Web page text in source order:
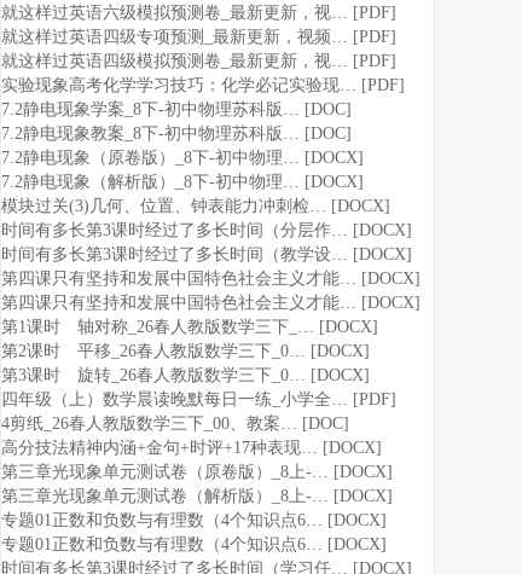
就这样过英语六级模拟预测卷_最新更新，视… [PDF]
就这样过英语四级专项预测_最新更新，视频… [PDF]
就这样过英语四级模拟预测卷_最新更新，视… [PDF]
实验现象高考化学学习技巧：化学必记实验现… [PDF]
7.2静电现象学案_8下-初中物理苏科版… [DOC]
7.2静电现象教案_8下-初中物理苏科版… [DOC]
7.2静电现象（原卷版）_8下-初中物理… [DOCX]
7.2静电现象（解析版）_8下-初中物理… [DOCX]
模块过关(3)几何、位置、钟表能力冲刺检… [DOCX]
时间有多长第3课时经过了多长时间（分层作… [DOCX]
时间有多长第3课时经过了多长时间（教学设… [DOCX]
第四课只有坚持和发展中国特色社会主义才能… [DOCX]
第四课只有坚持和发展中国特色社会主义才能… [DOCX]
第1课时 轴对称_26春人教版数学三下_… [DOCX]
第2课时 平移_26春人教版数学三下_0… [DOCX]
第3课时 旋转_26春人教版数学三下_0… [DOCX]
四年级（上）数学晨读晚默每日一练_小学全… [PDF]
4剪纸_26春人教版数学三下_00、教案… [DOC]
高分技法精神内涵+金句+时评+17种表现… [DOCX]
第三章光现象单元测试卷（原卷版）_8上-… [DOCX]
第三章光现象单元测试卷（解析版）_8上-… [DOCX]
专题01正数和负数与有理数（4个知识点6… [DOCX]
专题01正数和负数与有理数（4个知识点6… [DOCX]
时间有多长第3课时经过了多长时间（学习任… [DOCX]